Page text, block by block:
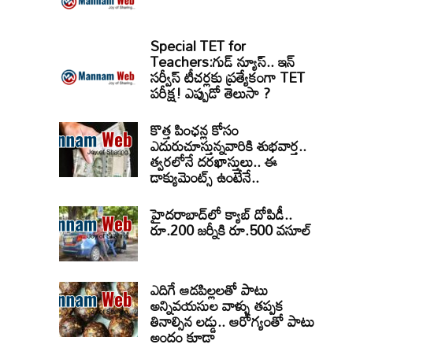
Special TET for
Teachers:గుడ్ న్యూస్.. ఇన్
సర్వీస్ టీచర్లకు ప్రత్యేకంగా TET
పరీక్ష! ఎప్పుడో తెలుసా ?
కొత్త పింఛన్ల కోసం
ఎదురుచూస్తున్నవారికి శుభవార్త..
త్వరలోనే దరఖాస్తులు.. ఈ
డాక్యుమెంట్స్ ఉంటేనే..
హైదరాబాద్‌లో క్యాబ్‌ దోపిడీ..
రూ.200 జర్నీకి రూ.500 వసూల్
ఎదిగే ఆడపిల్లలతో పాటు
అన్నివయసుల వాళ్ళు తప్పక
తినాల్సిన లడ్డు.. ఆరోగ్యంతో పాటు
అందం కూడా